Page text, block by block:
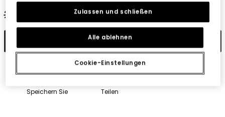
29,95 €
14,95 €
In den Warenkorb
Speichern Sie Teilen
Cookie-Einstellungen
Alle ablehnen
Zulassen und schließen